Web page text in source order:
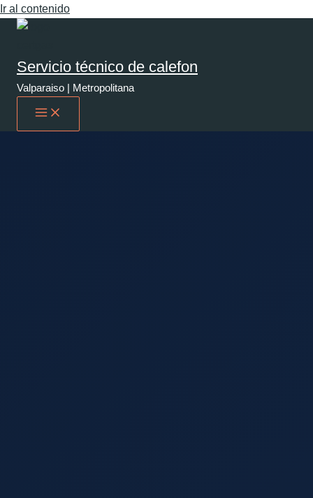
Ir al contenido
Servicio técnico de calefon
Valparaiso | Metropolitana